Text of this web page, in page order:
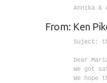
Annika &
From: Ken
Suject:
Dear
We got
We hope